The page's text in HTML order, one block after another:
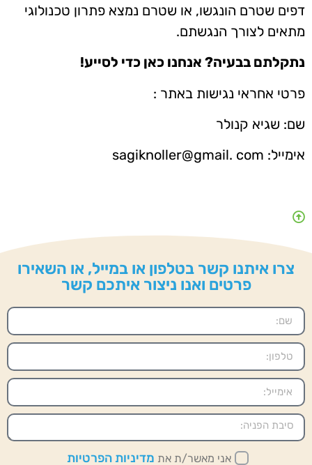
דפים שטרם הונגשו, או שטרם נמצא פתרון טכנולוגי
מתאים לצורך הנגשתם.
נתקלתם בבעיה? אנחנו כאן כדי לסייע!
פרטי אחראי נגישות באתר :
שם: שגיא קנולר
אימייל: sagiknoller@gmail. com
צרו איתנו קשר בטלפון או במייל, או השאירו
פרטים ואנו ניצור איתכם קשר
אני מאשר/ת את מדיניות הפרטיות